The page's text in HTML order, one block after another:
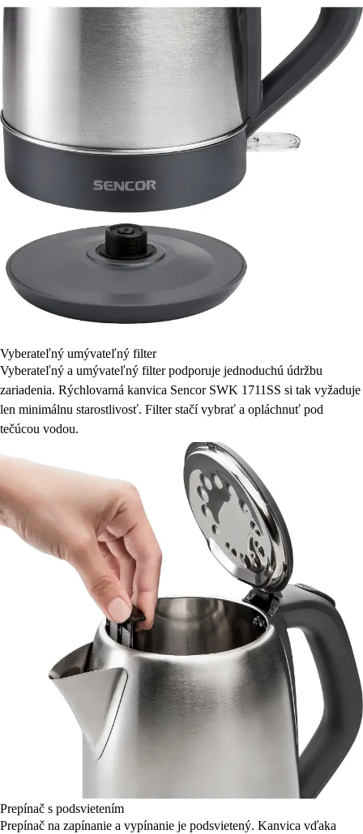
Vyberateľný umývateľný filter
Vyberateľný a umývateľný filter podporuje jednoduchú údržbu
zariadenia. Rýchlovarná kanvica Sencor SWK 1711SS si tak vyžaduje
len minimálnu starostlivosť. Filter stačí vybrať a opláchnuť pod
tečúcou vodou.
Prepínač s podsvietením
Prepínač na zapínanie a vypínanie je podsvietený. Kanvica vďaka